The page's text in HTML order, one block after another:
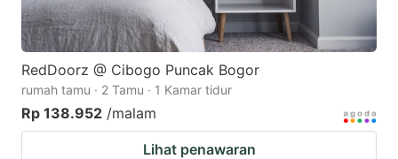
RedDoorz @ Cibogo Puncak Bogor
rumah tamu · 2 Tamu · 1 Kamar tidur
Rp 138.952 /malam
Lihat penawaran